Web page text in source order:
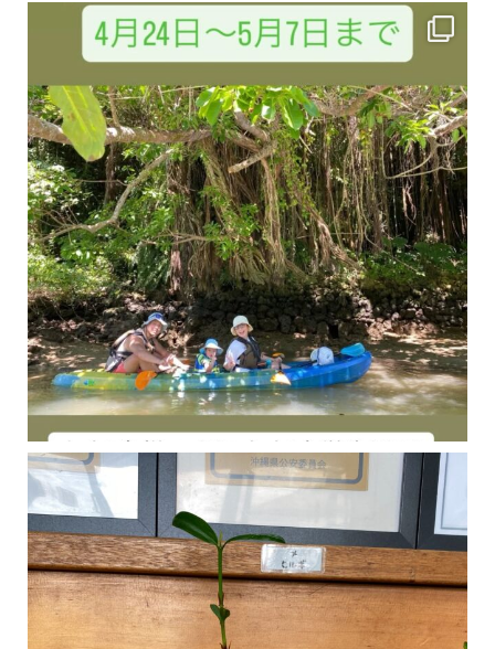
今年の1月にお店に植えたマングローブ(メヒルギ)の苗が成長してきました
マングロ